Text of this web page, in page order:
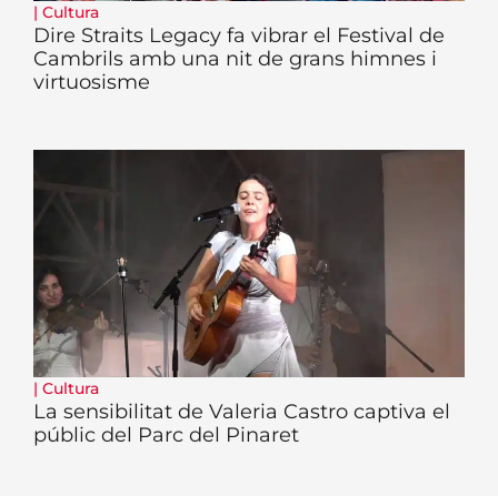
| Cultura
Dire Straits Legacy fa vibrar el Festival de
Cambrils amb una nit de grans himnes i
virtuosisme
| Cultura
La sensibilitat de Valeria Castro captiva el
públic del Parc del Pinaret